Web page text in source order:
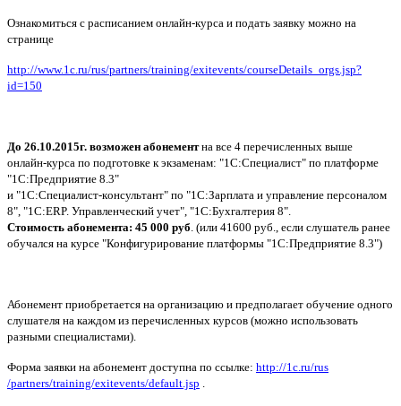
Ознакомиться с расписанием онлайн-курса и подать заявку можно на
странице
http://www.1c.ru/rus/partners/training/exitevents/courseDetails_ orgs.jsp?
id=150
До 26.10.2015г. возможен абонементна все 4 перечисленных выше
онлайн-курса по подготовке к экзаменам: "1С:Специалист" по платформе
"1С:Предприятие 8.3"
и "1С:Специалист-консультант" по "1С:Зарплата и управление персоналом
8", "1С:ERP. Управленческий учет", "1С:Бухгалтерия 8".
Стоимость абонемента: 45 000 руб . (или 41600 руб., если слушатель ранее
обучался на курсе "Конфигурирование платформы "1С:Предприятие 8.3")
Абонемент приобретается на организацию и предполагает обучение одного
слушателя на каждом из перечисленных курсов (можно использовать
разными специалистами).
Форма заявки на абонемент доступна по ссылке: http://1c.ru/rus
/partners/training/exitevents/default.jsp